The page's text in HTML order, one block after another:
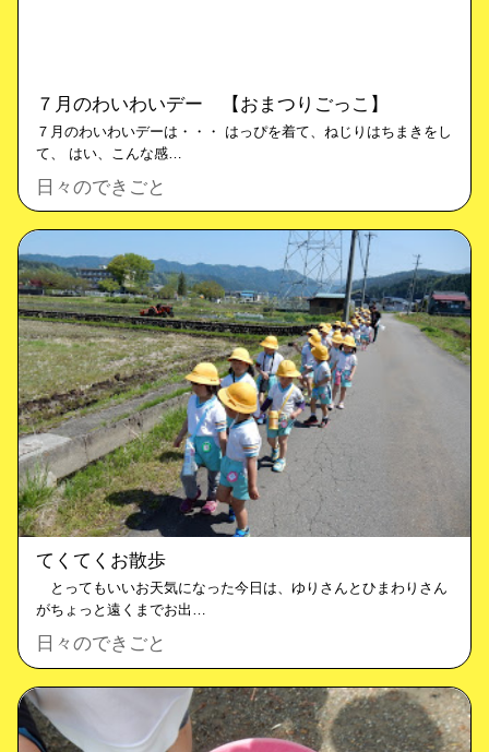
７月のわいわいデー 【おまつりごっこ】
７月のわいわいデーは・・・ はっぴを着て、ねじりはちまきをし
て、 はい、こんな感…
日々のできごと
てくてくお散歩
とってもいいお天気になった今日は、ゆりさんとひまわりさん
がちょっと遠くまでお出…
日々のできごと